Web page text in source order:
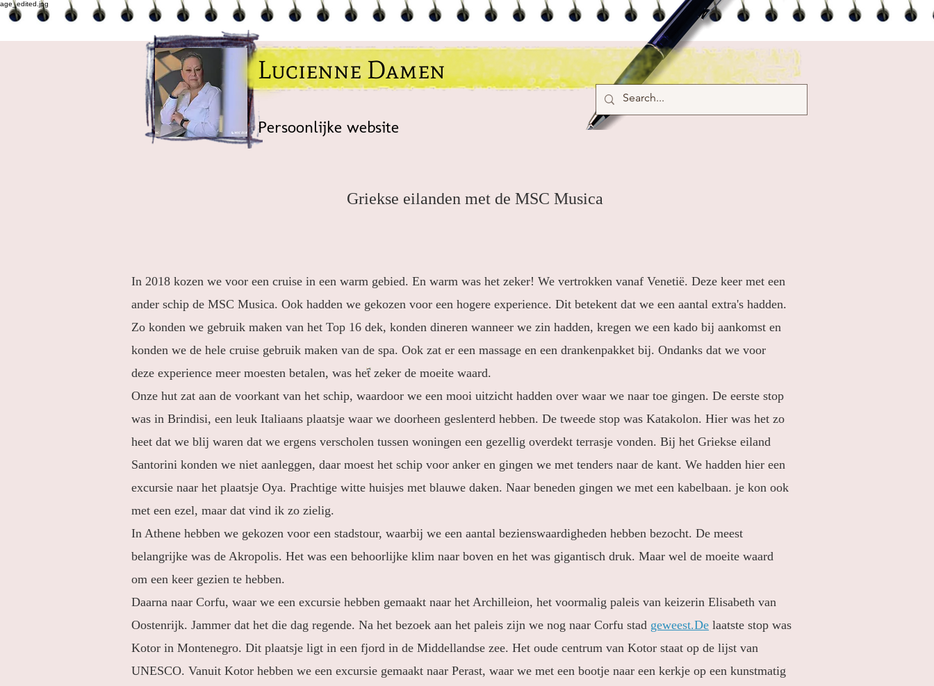
Lucienne Damen
Persoonlijke website
Griekse eilanden met de MSC Musica
In 2018 kozen we voor een cruise in een warm gebied. En warm was het zeker! We vertrokken vanaf Venetië. Deze keer met een
ander schip de MSC Musica. Ook hadden we gekozen voor een hogere experience. Dit betekent dat we een aantal extra's hadden.
Zo konden we gebruik maken van het Top 16 dek, konden dineren wanneer we zin hadden, kregen we een kado bij aankomst en
konden we de hele cruise gebruik maken van de spa. Ook zat er een massage en een drankenpakket bij. Ondanks dat we voor
deze experience meer moesten betalen, was het zeker de moeite waard.
Onze hut zat aan de voorkant van het schip, waardoor we een mooi uitzicht hadden over waar we naar toe gingen. De eerste stop
was in Brindisi, een leuk Italiaans plaatsje waar we doorheen geslenterd hebben. De tweede stop was Katakolon. Hier was het zo
heet dat we blij waren dat we ergens verscholen tussen woningen een gezellig overdekt terrasje vonden. Bij het Griekse eiland
Santorini konden we niet aanleggen, daar moest het schip voor anker en gingen we met tenders naar de kant. We hadden hier een
excursie naar het plaatsje Oya. Prachtige witte huisjes met blauwe daken. Naar beneden gingen we met een kabelbaan. je kon ook
met een ezel, maar dat vind ik zo zielig.
In Athene hebben we gekozen voor een stadstour, waarbij we een aantal bezienswaardigheden hebben bezocht. De meest
belangrijke was de Akropolis. Het was een behoorlijke klim naar boven en het was gigantisch druk. Maar wel de moeite waard
om een keer gezien te hebben.
Daarna naar Corfu, waar we een excursie hebben gemaakt naar het Archilleion, het voormalig paleis van keizerin Elisabeth van
Oostenrijk. Jammer dat het die dag regende. Na het bezoek aan het paleis zijn we nog naar Corfu stad geweest.De laatste stop was
Kotor in Montenegro. Dit plaatsje ligt in een fjord in de Middellandse zee. Het oude centrum van Kotor staat op de lijst van
UNESCO. Vanuit Kotor hebben we een excursie gemaakt naar Perast, waar we met een bootje naar een kerkje op een kunstmatig